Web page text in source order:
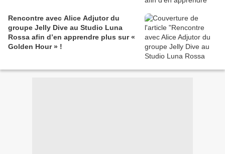
Rencontre avec Alice Adjutor du
groupe Jelly Dive au Studio Luna
Rossa afin d’en apprendre plus sur «
Golden Hour » !